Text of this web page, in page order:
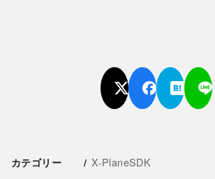
カテゴリー X-PlaneSDK